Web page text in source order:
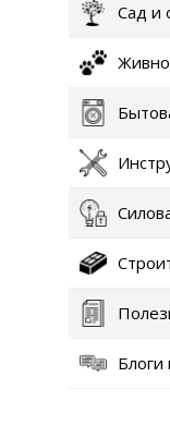
Сад и
Блоги